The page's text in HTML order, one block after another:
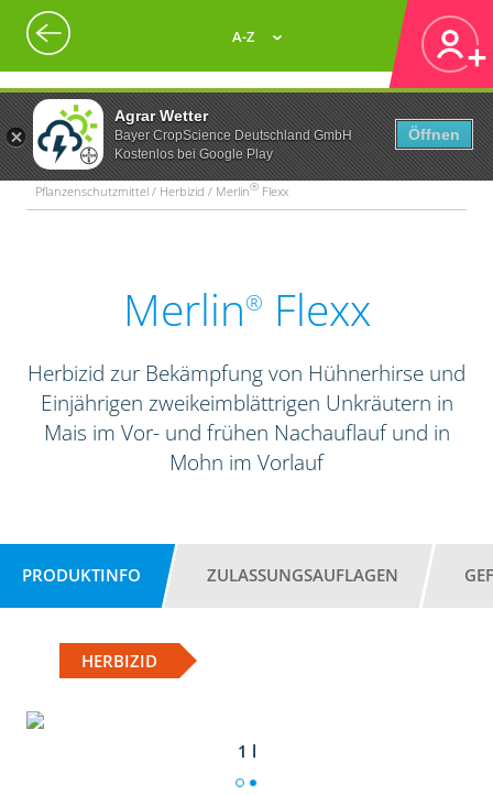
Agrar Wetter
Bayer CropScience Deutschland GmbH
Kostenlos bei Google Play
Öffnen
A-Z
Pflanzenschutzmittel / Herbizid / Merlin® Flexx
Merlin® Flexx
Herbizid zur Bekämpfung von Hühnerhirse und
Einjährigen zweikeimblättrigen Unkräutern in
Mais im Vor- und frühen Nachauflauf und in
Mohn im Vorlauf
PRODUKTINFO ZULASSUNGSAUFLAGEN
HERBIZID
1 l